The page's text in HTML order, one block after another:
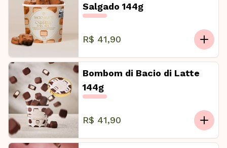
Salgado 144g
R$ 41,90
Bombom di Bacio di Latte
144g
R$ 41,90